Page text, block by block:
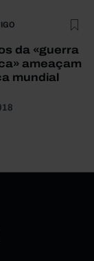
da «guerra
ameaçam
mundial